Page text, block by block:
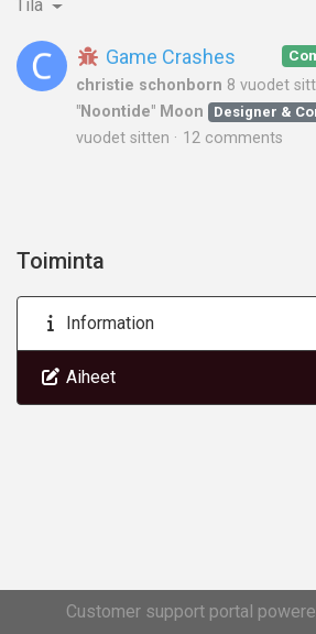
Tila
Game Crashes
christie schonborn 8 vuodet
"Noontide" Moon
Designer &
vuodet sitten
12 comments
Toiminta
Information
Aiheet
Customer support portal